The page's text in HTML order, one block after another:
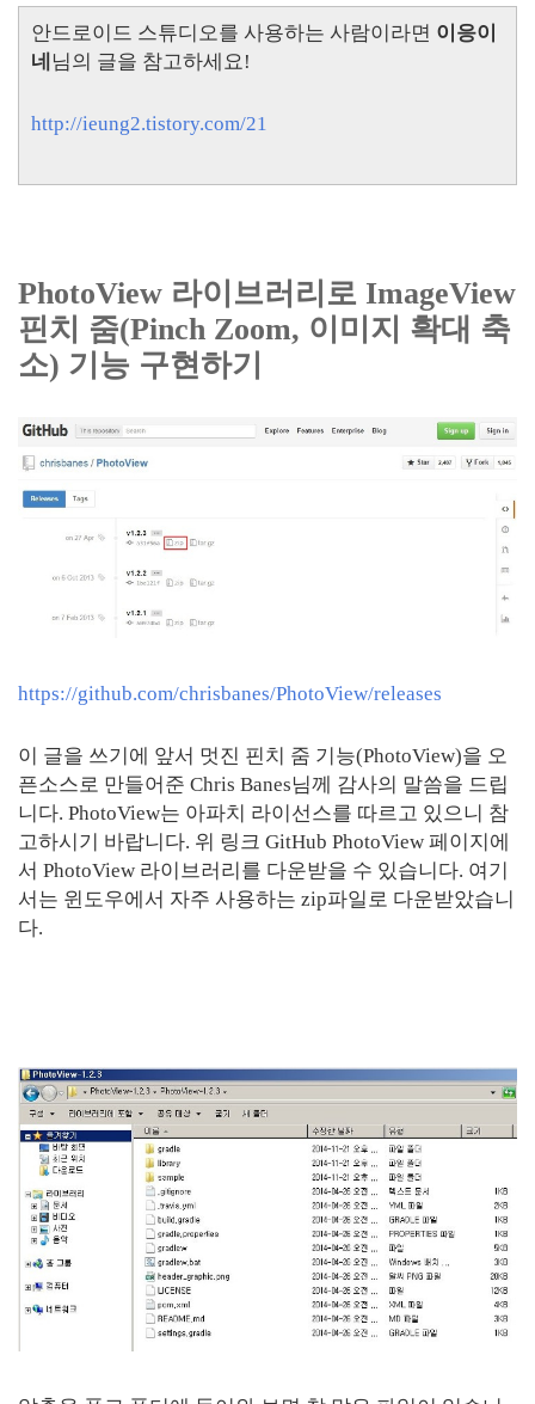
안드로이드 스튜디오를 사용하는 사람이라면 이응이
네 님의 글을 참고하세요!
http://ieung2.tistory.com/21
PhotoView 라이브러리로 ImageView
핀치 줌(Pinch Zoom, 이미지 확대 축
소) 기능 구현하기
https://github.com/chrisbanes/PhotoView/releases
이 글을 쓰기에 앞서 멋진 핀치 줌 기능(PhotoView)을 오
픈소스로 만들어준 Chris Banes님께 감사의 말씀을 드립
니다. PhotoView는 아파치 라이선스를 따르고 있으니 참
고하시기 바랍니다. 위 링크 GitHub PhotoView 페이지에
서 PhotoView 라이브러리를 다운받을 수 있습니다. 여기
서는 윈도우에서 자주 사용하는 zip파일로 다운받았습니
다.